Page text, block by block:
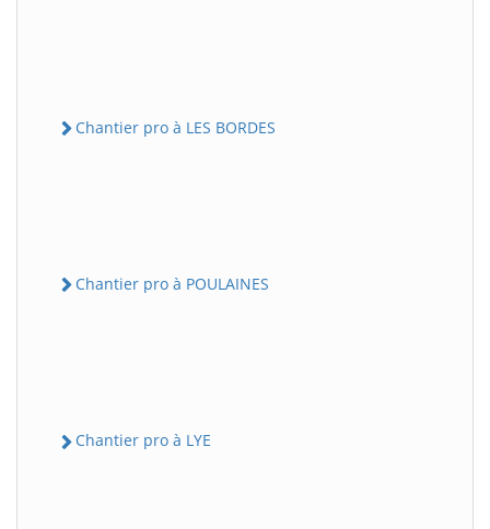
Chantier pro à LES BORDES
Chantier pro à POULAINES
Chantier pro à LYE